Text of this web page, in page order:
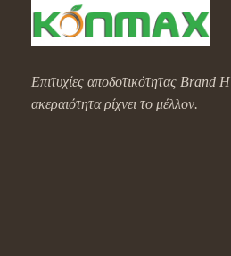
Επιτυχίες αποδοτικότητας Brand Η
ακεραιότητα ρίχνει το μέλλον.